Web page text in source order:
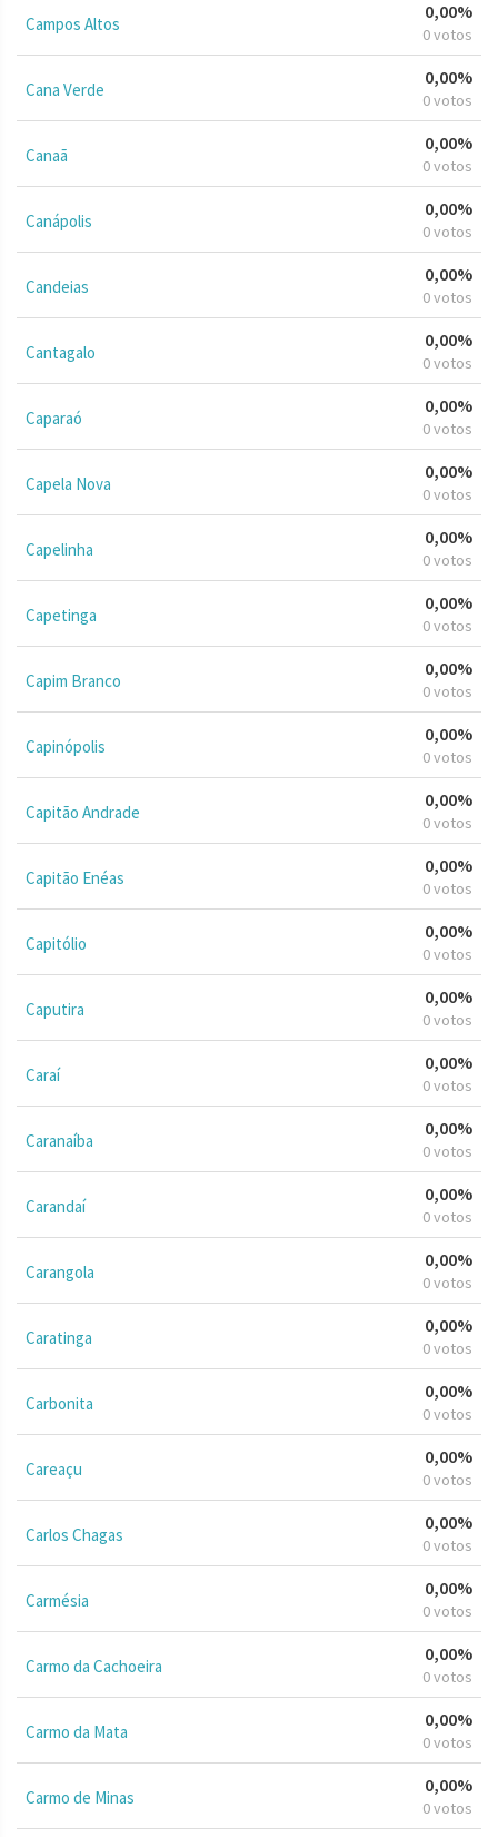
Campos Altos
0,00%
0 votos
Cana Verde
0,00%
0 votos
Canaã
0,00%
0 votos
Canápolis
0,00%
0 votos
Candeias
0,00%
0 votos
Cantagalo
0,00%
0 votos
Caparaó
0,00%
0 votos
Capela Nova
0,00%
0 votos
Capelinha
0,00%
0 votos
Capetinga
0,00%
0 votos
Capim Branco
0,00%
0 votos
Capinópolis
0,00%
0 votos
Capitão Andrade
0,00%
0 votos
Capitão Enéas
0,00%
0 votos
Capitólio
0,00%
0 votos
Caputira
0,00%
0 votos
Caraí
0,00%
0 votos
Caranaíba
0,00%
0 votos
Carandaí
0,00%
0 votos
Carangola
0,00%
0 votos
Caratinga
0,00%
0 votos
Carbonita
0,00%
0 votos
Careaçu
0,00%
0 votos
Carlos Chagas
0,00%
0 votos
Carmésia
0,00%
0 votos
Carmo da Cachoeira
0,00%
0 votos
Carmo da Mata
0,00%
0 votos
Carmo de Minas
0,00%
0 votos